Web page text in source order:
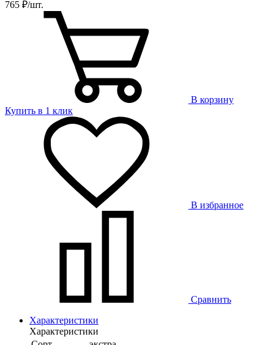
765 ₽/шт.
В корзину
Купить в 1 клик
В избранное
Сравнить
Характеристики
Характеристики